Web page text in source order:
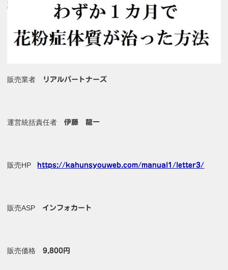
販売業者 リアルパートナーズ
運営統括責任者伊藤 龍一
販売HP https://kahunsyouweb.com/manual1/letter3/
販売ASP インフォカート
販売価格9,800円